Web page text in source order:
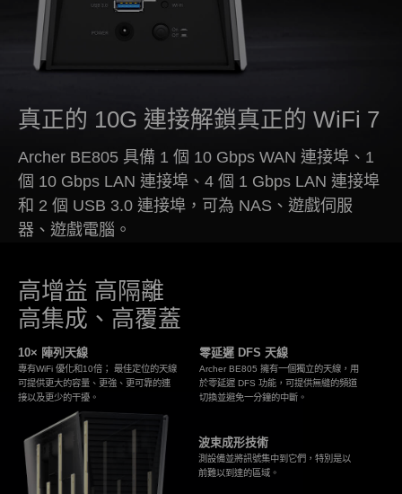
真正的 10G 連接解鎖真正的 WiFi 7
Archer BE805 具備 1 個 10 Gbps WAN 連接埠、1
個 10 Gbps LAN 連接埠、4 個 1 Gbps LAN 連接埠
和 2 個 USB 3.0 連接埠，可為 NAS、遊戲伺服
器、遊戲電腦。
高增益 高隔離
高集成、高覆蓋
10× 陣列天線
專有WiFi 優化和10倍； 最佳定位的天線
可提供更大的容量、更強、更可靠的連
接以及更少的干擾。
零延遲 DFS 天線
Archer BE805 擁有一個獨立的天線，用
於零延遲 DFS 功能，可提供無縫的頻道
切換並避免一分鐘的中斷。
波束成形技術
測設備並將訊號集中到它們，特別是以
前難以到達的區域。